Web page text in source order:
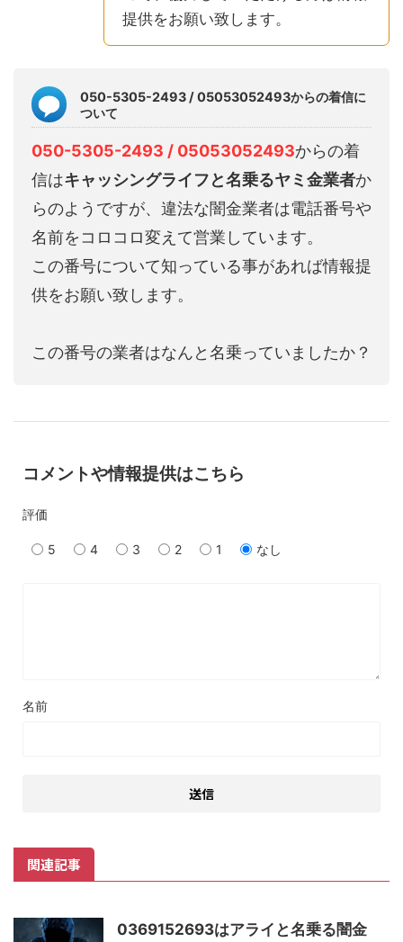
提供をお願い致します。
050-5305-2493 / 05053052493からの着信に
ついて
050-5305-2493 / 05053052493からの着
信はキャッシングライフと名乗るヤミ金業者か
らのようですが、違法な闇金業者は電話番号や
名前をコロコロ変えて営業しています。
この番号について知っている事があれば情報提
供をお願い致します。
この番号の業者はなんと名乗っていましたか？
コメントや情報提供はこちら
評価
5 4 3 2 1 なし
名前
関連記事
0369152693はアライと名乗る闇金